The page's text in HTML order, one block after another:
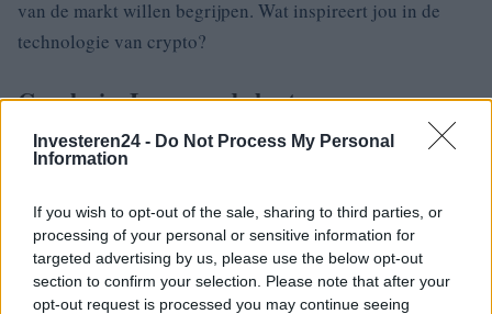
Investeren24 - Do Not Process My Personal
Information
If you wish to opt-out of the sale, sharing to third parties, or
processing of your personal or sensitive information for
targeted advertising by us, please use the below opt-out
section to confirm your selection. Please note that after your
opt-out request is processed you may continue seeing
van de markt willen begrijpen. Wat inspireert jou in de
technologie van crypto?
Conclusie: Leer van de besten
De lessen van deze top crypto-investeerders zijn cruciaal
cryptocurrencies. Van diversificatie tot lange termijn
strategieën en het begrijpen van technologie, hun
inzichten kunnen je helpen navigeren in deze dynamische
markt. Vergeet niet: het gaat niet alleen om het kopiëren